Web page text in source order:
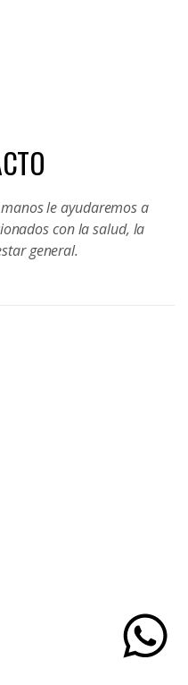
le ayudaremos a
con la salud, la
general.